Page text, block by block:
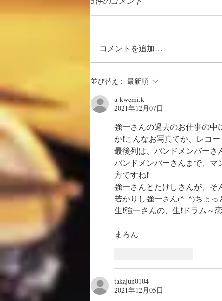
コメントを追加…
並び替え： 最新順
a-kwemi.k
2021年12月07日
強一さんの過去のお仕事の中
か❗こんなお写真てか、レコ
最後列は、バンドメンバーさ
バンドメンバーさんまで、マ
方ですね❗
強一さんとたけしさんが、そ
若かりし強一さん(^_^)ちょ
生❗強一さんの、生❗ドラム
まろん
takajun0104
2021年12月05日